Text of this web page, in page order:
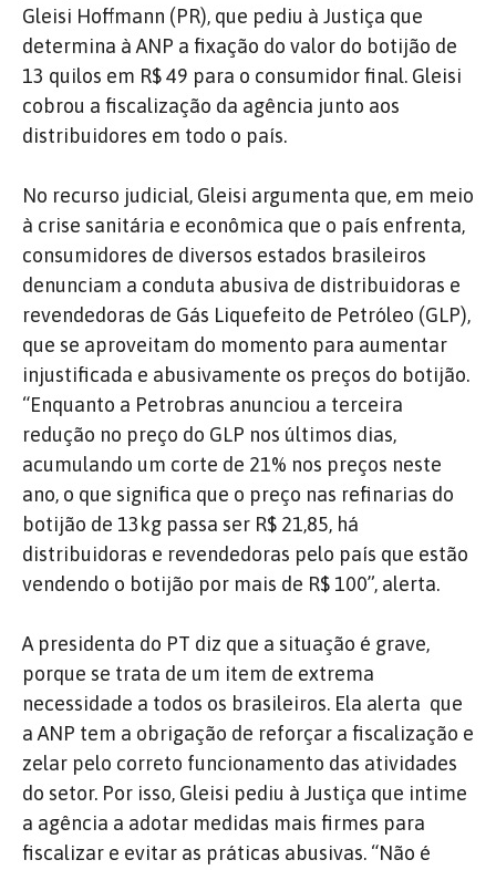
Gleisi Hoffmann (PR), que pediu à Justiça que
determina à ANP a fixação do valor do botijão de
13 quilos em R$ 49 para o consumidor final. Gleisi
cobrou a fiscalização da agência junto aos
distribuidores em todo o país.
No recurso judicial, Gleisi argumenta que, em meio
à crise sanitária e econômica que o país enfrenta,
consumidores de diversos estados brasileiros
denunciam a conduta abusiva de distribuidoras e
revendedoras de Gás Liquefeito de Petróleo (GLP),
que se aproveitam do momento para aumentar
injustificada e abusivamente os preços do botijão.
“Enquanto a Petrobras anunciou a terceira
redução no preço do GLP nos últimos dias,
acumulando um corte de 21% nos preços neste
ano, o que significa que o preço nas refinarias do
botijão de 13kg passa ser R$ 21,85, há
distribuidoras e revendedoras pelo país que estão
vendendo o botijão por mais de R$ 100”, alerta.
A presidenta do PT diz que a situação é grave,
porque se trata de um item de extrema
necessidade a todos os brasileiros. Ela alerta que
a ANP tem a obrigação de reforçar a fiscalização e
zelar pelo correto funcionamento das atividades
do setor. Por isso, Gleisi pediu à Justiça que intime
a agência a adotar medidas mais firmes para
fiscalizar e evitar as práticas abusivas. “Não é